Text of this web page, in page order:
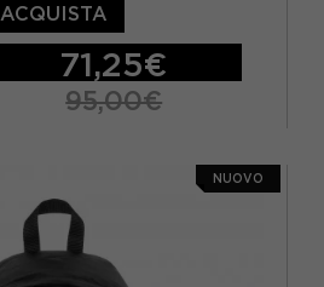
ACQUISTA
71,25€
95,00€
NUOVO